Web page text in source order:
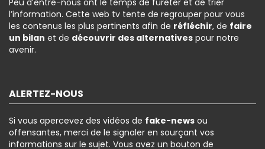
Peu d’entre-nous ont le temps de fureter et de trier
l’information. Cette web tv tente de regrouper pour vous
les contenus les plus pertinents afin de réfléchir, de faire
un bilan et de découvrir des alternatives pour notre
avenir.
ALERTEZ-NOUS
Si vous apercevez des vidéos de fake-news ou
offensantes, merci de le signaler en sourçant vos
informations sur le sujet. Vous avez un bouton de